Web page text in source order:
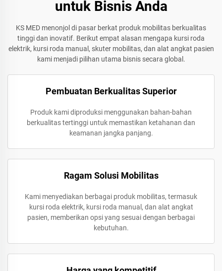
untuk Bisnis Anda
KS MED menonjol di pasar berkat produk mobilitas berkualitas
tinggi dan inovatif. Berikut empat alasan mengapa kursi roda
elektrik, kursi roda manual, skuter mobilitas, dan alat angkat pasien
kami menjadi pilihan utama bisnis secara global.
Pembuatan Berkualitas Superior
Produk kami diproduksi menggunakan bahan-bahan
berkualitas tertinggi untuk memastikan ketahanan dan
keamanan jangka panjang.
Ragam Solusi Mobilitas
Kami menyediakan berbagai produk mobilitas, termasuk
kursi roda elektrik, kursi roda manual, dan alat angkat
pasien, memberikan opsi yang sesuai dengan berbagai
kebutuhan.